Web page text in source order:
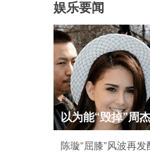
娱乐要闻
以为能“毁掉”周
陈璇“屈膝”风波再